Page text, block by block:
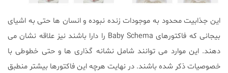
این جذابیت محدود به موجودات زنده نبوده و انسان ها حتی به اشیای
بیجانی که فاکتورهای Baby Schema را دارا باشند نیز علاقه نشان می
دهند. این موارد می توانند شامل نشانه گذاری ها و حتی خطوطی با
خصوصیات ذکر شده باشند. در نهایت هرچه این فاکتورها بیشتر منطبق